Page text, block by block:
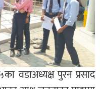
वडाअध्यक्ष पुरन प्रसाद